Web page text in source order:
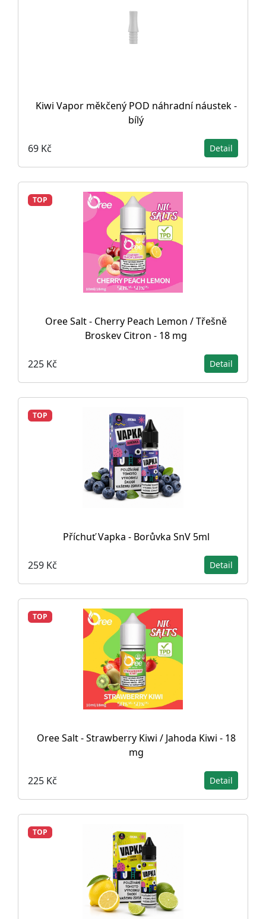
Kiwi Vapor měkčený POD náhradní náustek -
bílý
69 Kč Detail
TOP
Oree Salt - Cherry Peach Lemon / Třešně
Broskev Citron - 18 mg
225 Kč Detail
TOP
Příchuť Vapka - Borůvka SnV 5ml
259 Kč Detail
TOP
Oree Salt - Strawberry Kiwi / Jahoda Kiwi - 18
mg
225 Kč Detail
TOP